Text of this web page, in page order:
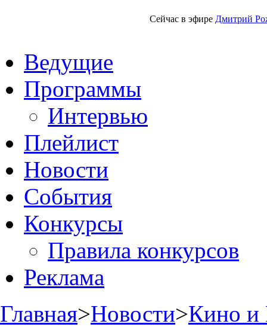
Сейчас в эфире Дмитрий
Ведущие
Программы
Интервью
Плейлист
Новости
События
Конкурсы
Правила конкурсов
Реклама
Главная>Новости>Кино и